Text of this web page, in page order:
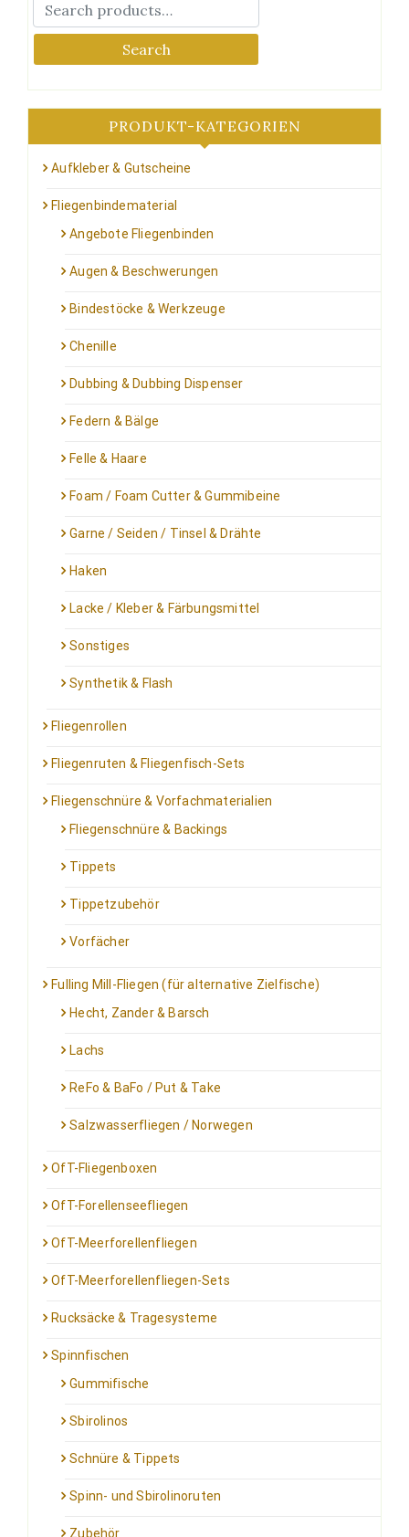
Search
PRODUKT-KATEGORIEN
Aufkleber & Gutscheine
Fliegenbindematerial
Angebote Fliegenbinden
Augen & Beschwerungen
Bindestöcke & Werkzeuge
Chenille
Dubbing & Dubbing Dispenser
Federn & Bälge
Felle & Haare
Foam / Foam Cutter & Gummibeine
Garne / Seiden / Tinsel & Drähte
Haken
Lacke / Kleber & Färbungsmittel
Sonstiges
Synthetik & Flash
Fliegenrollen
Fliegenruten & Fliegenfisch-Sets
Fliegenschnüre & Vorfachmaterialien
Fliegenschnüre & Backings
Tippets
Tippetzubehör
Vorfächer
Fulling Mill-Fliegen (für alternative Zielfische)
Hecht, Zander & Barsch
Lachs
ReFo & BaFo / Put & Take
Salzwasserfliegen / Norwegen
OfT-Fliegenboxen
OfT-Forellenseefliegen
OfT-Meerforellenfliegen
OfT-Meerforellenfliegen-Sets
Rucksäcke & Tragesysteme
Spinnfischen
Gummifische
Sbirolinos
Schnüre & Tippets
Spinn- und Sbirolinoruten
Zubehör